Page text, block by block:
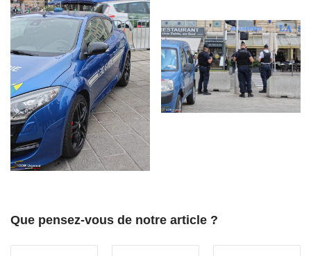
Que pensez-vous de notre article ?